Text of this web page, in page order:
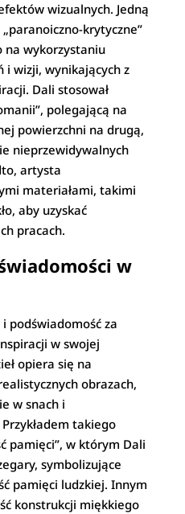
wizualnych. Jedną
krytyczne”
na wykorzystaniu
i wizji, wynikających z
Dali stosował
polegającą na
powierzchni na drugą,
nieprzewidywalnych
artysta
materiałami, takimi
aby uzyskać
pracach.
w
podświadomość za
w swojej
opiera się na
obrazach,
w snach i
takiego
pamięci”, w którym Dali
symbolizujące
pamięci ludzkiej. Innym
konstrukcji miękkiego